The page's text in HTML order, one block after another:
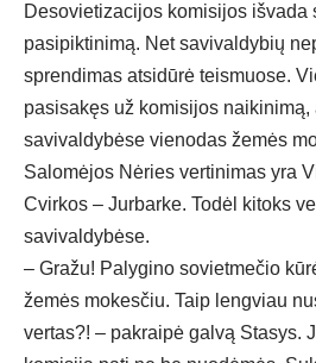
Desovietizacijos komisijos išvada
pasipiktinimą. Net savivaldybių
sprendimas atsidūrė teismuose.
pasisakęs už komisijos
savivaldybėse vienodas žemės
Salomėjos Nėries vertinimas yra
Cvirkos – Jurbarke. Todėl kitoks
savivaldybėse.
– Gražu! Palygino sovietmečio
žemės mokesčiu. Taip lengviau
vertas?! – pakraipė galvą Stasys.